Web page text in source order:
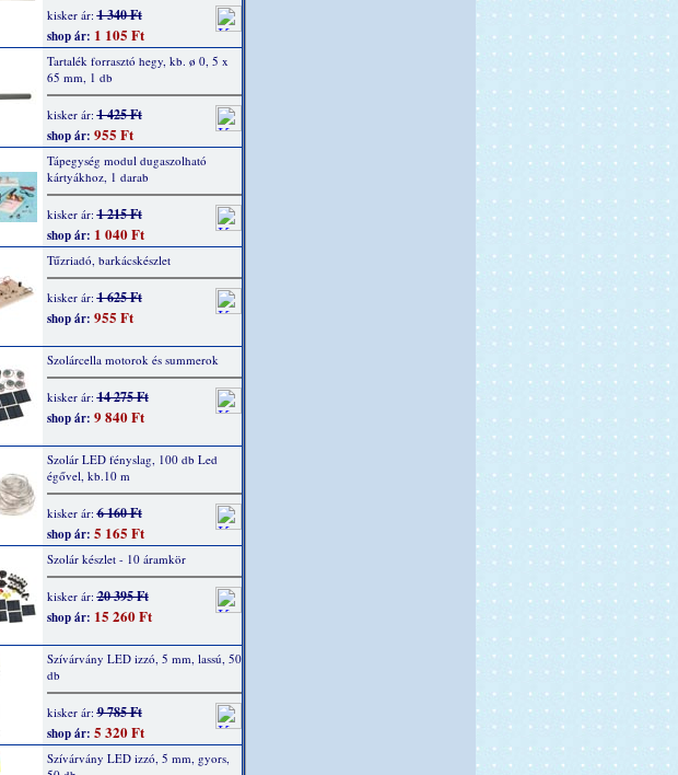
kisker ár:1 340 Ft
shop ár: 1 105 Ft
Tartalék forrasztó hegy, kb. ø 0, 5 x
65 mm, 1 db
kisker ár:1 425 Ft
shop ár: 955 Ft
Tápegység modul dugaszolható
kártyákhoz, 1 darab
kisker ár:1 215 Ft
shop ár: 1 040 Ft
Tűzriadó, barkácskészlet
kisker ár:1 625 Ft
shop ár: 955 Ft
Szolárcella motorok és summerok
kisker ár:14 275 Ft
shop ár: 9 840 Ft
Szolár LED fényslag, 100 db Led
égővel, kb.10 m
kisker ár:6 160 Ft
shop ár: 5 165 Ft
Szolár készlet - 10 áramkör
kisker ár:20 395 Ft
shop ár: 15 260 Ft
Szívárvány LED izzó, 5 mm, lassú, 50
db
kisker ár:9 785 Ft
shop ár: 5 320 Ft
Szívárvány LED izzó, 5 mm, gyors,